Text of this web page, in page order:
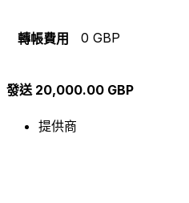
轉帳費用 0 GBP
發送 20,000.00 GBP
提供商